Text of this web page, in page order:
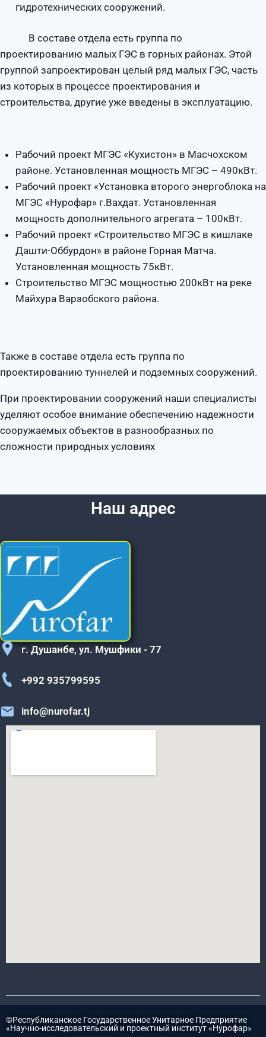
гидротехнических сооружений.
В составе отдела есть группа по
проектированию малых ГЭС в горных районах. Этой
группой запроектирован целый ряд малых ГЭС, часть
из которых в процессе проектирования и
строительства, другие уже введены в эксплуатацию.
Рабочий проект МГЭС «Кухистон» в Масчохском
районе. Установленная мощность МГЭС – 490кВт.
Рабочий проект «Установка второго энергоблока на
МГЭС «Нурофар» г.Вахдат. Установленная
мощность дополнительного агрегата – 100кВт.
Рабочий проект «Строительство МГЭС в кишлаке
Дашти-Оббурдон» в районе Горная Матча.
Установленная мощность 75кВт.
Строительство МГЭС мощностью 200кВт на реке
Майхура Варзобского района.
Также в составе отдела есть группа по
проектированию туннелей и подземных сооружений.
При проектировании сооружений наши специалисты
уделяют особое внимание обеспечению надежности
сооружаемых объектов в разнообразных по
сложности природных условиях
Наш адрес
г. Душанбе, ул. Мушфики - 77
+992 935799595
info@nurofar.tj
©Республиканское Государственное Унитарное Предприятие
«Научно-исследовательский и проектный институт «Нурофар»